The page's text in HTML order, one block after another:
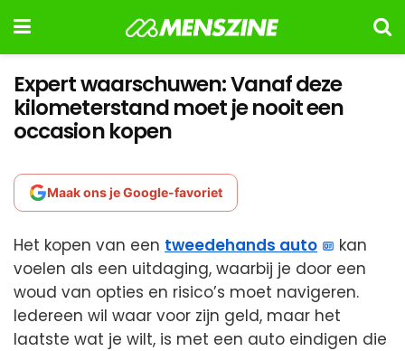
Expert waarschuwen: Vanaf deze
kilometerstand moet je nooit een
occasion kopen
Maak ons je Google-favoriet
Het kopen van een tweedehands auto
kan
voelen als een uitdaging, waarbij je door een
woud van opties en risico’s moet navigeren.
Iedereen wil waar voor zijn geld, maar het
laatste wat je wilt, is met een auto eindigen die